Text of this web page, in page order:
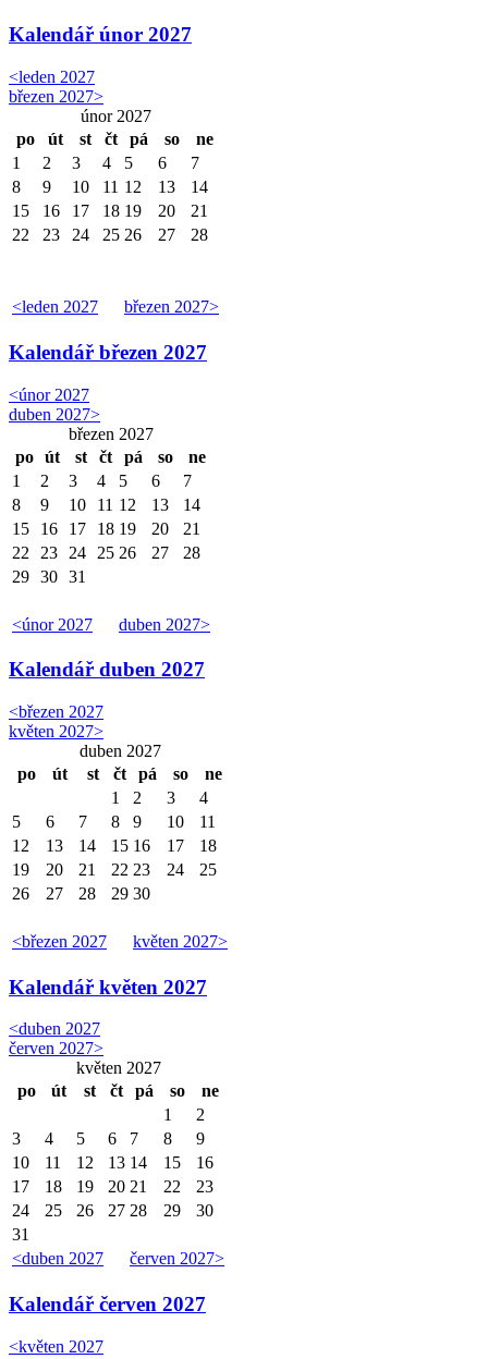
Kalendář únor 2027
<leden 2027
březen 2027>
únor 2027
po
út st čt pá so ne
<leden 2027 březen 2027>
1 2 3 4 5 6
7
8
9 10 11 12 13
14
15
16 17 18 19 20
21
22
23 24 25 26 27 28
Kalendář březen 2027
<únor 2027
duben 2027>
březen 2027
po
út st čt pá so ne
<únor 2027 duben 2027>
1 2 3 4 5 6
7
8
9 10 11 12 13
14
15
16 17 18 19 20
21
22
23 24 25 26 27
28
29 30 31
Kalendář duben 2027
<březen 2027
květen 2027>
duben 2027
po
út st čt pá so ne
<březen 2027 květen 2027>
1 2 3
4
5
6 7 8 9 10
11
12
13 14 15 16 17
18
19
20 21 22 23 24
25
26
27 28 29 30
Kalendář květen 2027
<duben 2027
červen 2027>
květen 2027
po
út st čt pá so ne
<duben 2027 červen 2027>
1
2
3
4 5 6 7 8
9
10
11 12 13 14 15
16
17
18 19 20 21 22
23
24
25 26 27 28 29
30
31
Kalendář červen 2027
<květen 2027